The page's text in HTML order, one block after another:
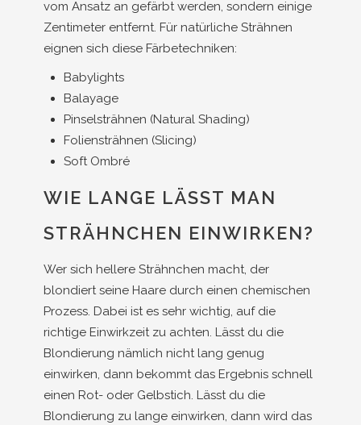
vom Ansatz an gefärbt werden, sondern einige
Zentimeter entfernt. Für natürliche Strähnen
eignen sich diese Färbetechniken:
Babylights
Balayage
Pinselsträhnen (Natural Shading)
Foliensträhnen (Slicing)
Soft Ombré
WIE LANGE LÄSST MAN
STRÄHNCHEN EINWIRKEN?
Wer sich hellere Strähnchen macht, der
blondiert seine Haare durch einen chemischen
Prozess. Dabei ist es sehr wichtig, auf die
richtige Einwirkzeit zu achten. Lässt du die
Blondierung nämlich nicht lang genug
einwirken, dann bekommt das Ergebnis schnell
einen Rot- oder Gelbstich. Lässt du die
Blondierung zu lange einwirken, dann wird das